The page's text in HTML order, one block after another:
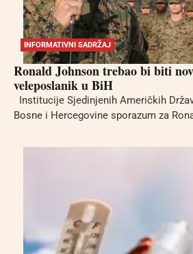
INFORMATIVNI SADRŽAJ
Ronald Johnson trebao bi biti
veleposlanik u BiH
Institucije Sjedinjenih Američkih
Bosne i Hercegovine sporazum za